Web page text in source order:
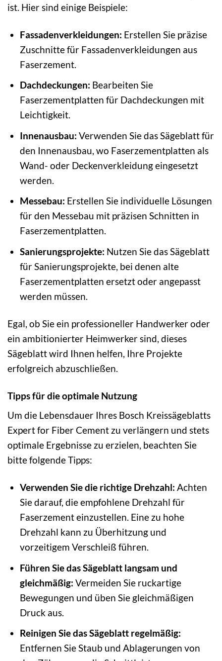
ist. Hier sind einige Beispiele:
Fassadenverkleidungen: Erstellen Sie präzise
Zuschnitte für Fassadenverkleidungen aus
Faserzement.
Dachdeckungen: Bearbeiten Sie
Faserzementplatten für Dachdeckungen mit
Leichtigkeit.
Innenausbau: Verwenden Sie das Sägeblatt für
den Innenausbau, wo Faserzementplatten als
Wand- oder Deckenverkleidung eingesetzt
werden.
Messebau: Erstellen Sie individuelle Lösungen
für den Messebau mit präzisen Schnitten in
Faserzementplatten.
Sanierungsprojekte: Nutzen Sie das Sägeblatt
für Sanierungsprojekte, bei denen alte
Faserzementplatten ersetzt oder angepasst
werden müssen.
Egal, ob Sie ein professioneller Handwerker oder
ein ambitionierter Heimwerker sind, dieses
Sägeblatt wird Ihnen helfen, Ihre Projekte
erfolgreich abzuschließen.
Tipps für die optimale Nutzung
Um die Lebensdauer Ihres Bosch Kreissägeblatts
Expert for Fiber Cement zu verlängern und stets
optimale Ergebnisse zu erzielen, beachten Sie
bitte folgende Tipps:
Verwenden Sie die richtige Drehzahl: Achten
Sie darauf, die empfohlene Drehzahl für
Faserzement einzustellen. Eine zu hohe
Drehzahl kann zu Überhitzung und
vorzeitigem Verschleiß führen.
Führen Sie das Sägeblatt langsam und
gleichmäßig: Vermeiden Sie ruckartige
Bewegungen und üben Sie gleichmäßigen
Druck aus.
Reinigen Sie das Sägeblatt regelmäßig:
Entfernen Sie Staub und Ablagerungen von